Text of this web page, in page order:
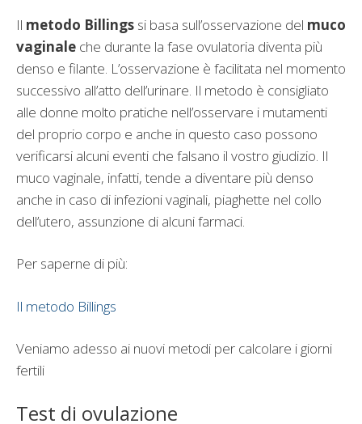
Il metodo Billings si basa sull’osservazione del muco
vaginale che durante la fase ovulatoria diventa più
denso e filante. L’osservazione è facilitata nel momento
successivo all’atto dell’urinare. Il metodo è consigliato
alle donne molto pratiche nell’osservare i mutamenti
del proprio corpo e anche in questo caso possono
verificarsi alcuni eventi che falsano il vostro giudizio. Il
muco vaginale, infatti, tende a diventare più denso
anche in caso di infezioni vaginali, piaghette nel collo
dell’utero, assunzione di alcuni farmaci.
Per saperne di più:
Il metodo Billings
Veniamo adesso ai nuovi metodi per calcolare i giorni
fertili
Test di ovulazione